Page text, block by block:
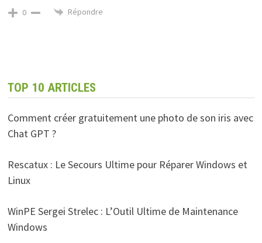
0 Répondre
TOP 10 ARTICLES
Comment créer gratuitement une photo de son iris avec
Chat GPT ?
Rescatux : Le Secours Ultime pour Réparer Windows et
Linux
WinPE Sergei Strelec : L’Outil Ultime de Maintenance
Windows